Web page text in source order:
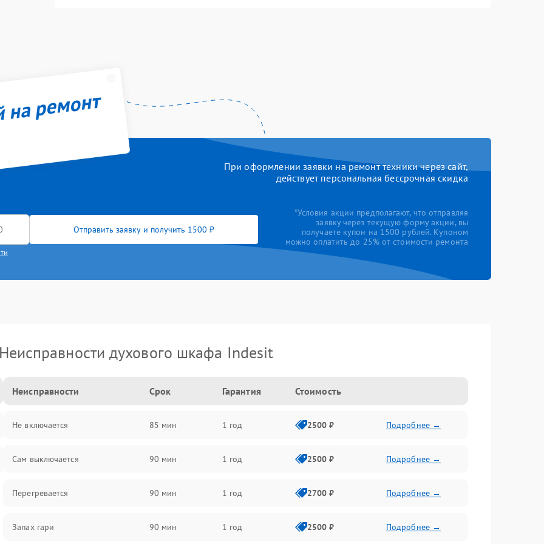
ремонт
При оформлении заявки на ремонт техники через сайт,
действует персональная бессрочная скидка
Отправить заявку и получить 1500 ₽
*Условия акции предполагают, что отправляя
заявку через текущую форму акции, вы
получаете купон на 1500 рублей. Купоном
можно оплатить до 25% от стоимости ремонта
Неисправности духового шкафа Indesit
Неисправности Срок Гарантия Стоимость
Не включается 85 мин 1 год 2500 ₽ Подробнее →
Сам выключается 90 мин 1 год 2500 ₽ Подробнее →
Перегревается 90 мин 1 год 2700 ₽ Подробнее →
Запах гари 90 мин 1 год 2500 ₽ Подробнее →